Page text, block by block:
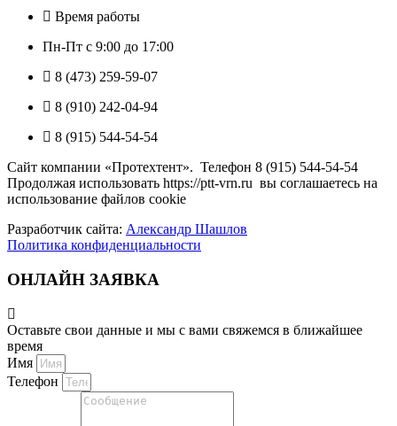
Время работы
Пн-Пт с 9:00 до 17:00
8 (473) 259-59-07
8 (910) 242-04-94
8 (915) 544-54-54
Сайт компании «Протехтент». Телефон 8 (915) 544-54-54
Продолжая использовать https://ptt-vrn.ru вы соглашаетесь на
использование файлов cookie
Разработчик сайта: Александр Шашлов
Политика конфиденциальности
ОНЛАЙН ЗАЯВКА
Оставьте свои данные и мы с вами свяжемся в ближайшее
время
Имя
Телефон